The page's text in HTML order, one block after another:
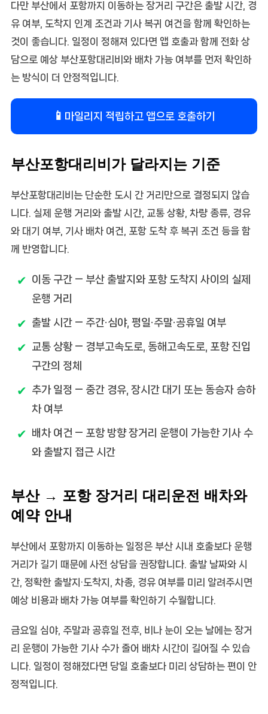
다만 부산에서 포항까지 이동하는 장거리 구간은 출발 시간, 경
유 여부, 도착지 인계 조건과 기사 복귀 여건을 함께 확인하는
것이 좋습니다. 일정이 정해져 있다면 앱 호출과 함께 전화 상
담으로 예상 부산포항대리비와 배차 가능 여부를 먼저 확인하
는 방식이 더 안정적입니다.
📱 마일리지 적립하고 앱으로 호출하기
부산포항대리비가 달라지는 기준
부산포항대리비는 단순한 도시 간 거리만으로 결정되지 않습
니다. 실제 운행 거리와 출발 시간, 교통 상황, 차량 종류, 경유
와 대기 여부, 기사 배차 여건, 포항 도착 후 복귀 조건 등을 함
께 반영합니다.
이동 구간— 부산 출발지와 포항 도착지 사이의 실제
운행 거리
출발 시간— 주간·심야, 평일·주말·공휴일 여부
교통 상황— 경부고속도로, 동해고속도로, 포항 진입
구간의 정체
추가 일정 — 중간 경유, 장시간 대기 또는 동승자 승하
차 여부
배차 여건 — 포항 방향 장거리 운행이 가능한 기사 수
와 출발지 접근 시간
부산 → 포항 장거리 대리운전 배차와
예약 안내
부산에서 포항까지 이동하는 일정은 부산 시내 호출보다 운행
거리가 길기 때문에 사전 상담을 권장합니다. 출발 날짜와 시
간, 정확한 출발지·도착지, 차종, 경유 여부를 미리 알려주시면
예상 비용과 배차 가능 여부를 확인하기 수월합니다.
금요일 심야, 주말과 공휴일 전후, 비나 눈이 오는 날에는 장거
리 운행이 가능한 기사 수가 줄어 배차 시간이 길어질 수 있습
니다. 일정이 정해졌다면 당일 호출보다 미리 상담하는 편이 안
정적입니다.